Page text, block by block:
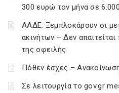
300 ευρώ τον μήνα σε
ΑΑΔΕ: Ξεμπλοκάρουν οι
ακινήτων – Δεν
της οφειλής
Πόθεν έσχες –
Σε λειτουργία το gov.gr